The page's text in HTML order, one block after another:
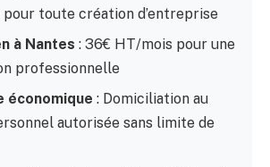
toute création d’entreprise
à Nantes : 36€ HT/mois pour une
professionnelle
économique : Domiciliation au
autorisée sans limite de